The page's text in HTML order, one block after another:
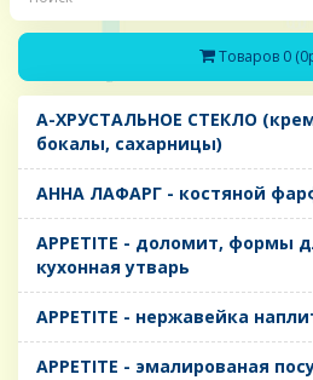
Товаров 0
A-ХРУСТАЛЬНОЕ СТЕКЛО
бокалы, сахарницы)
AHHA ЛАФАРГ - костяной
APPETITE - доломит, формы
кухонная утварь
APPETITE - нержавейка
APPETITE - эмалированая